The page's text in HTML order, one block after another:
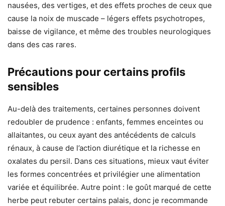
nausées, des vertiges, et des effets proches de ceux que
cause la noix de muscade – légers effets psychotropes,
baisse de vigilance, et même des troubles neurologiques
dans des cas rares.
Précautions pour certains profils
sensibles
Au-delà des traitements, certaines personnes doivent
redoubler de prudence : enfants, femmes enceintes ou
allaitantes, ou ceux ayant des antécédents de calculs
rénaux, à cause de l’action diurétique et la richesse en
oxalates du persil. Dans ces situations, mieux vaut éviter
les formes concentrées et privilégier une alimentation
variée et équilibrée. Autre point : le goût marqué de cette
herbe peut rebuter certains palais, donc je recommande